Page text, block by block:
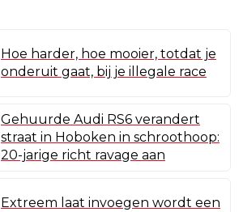
Hoe harder, hoe mooier, totdat je
onderuit gaat, bij je illegale race
Gehuurde Audi RS6 verandert
straat in Hoboken in schroothoop:
20-jarige richt ravage aan
Extreem laat invoegen wordt een